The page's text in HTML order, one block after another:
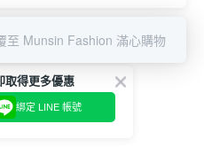
取得更多優惠
綁定 LINE 帳號
至 Munsin Fashion 滿心購物